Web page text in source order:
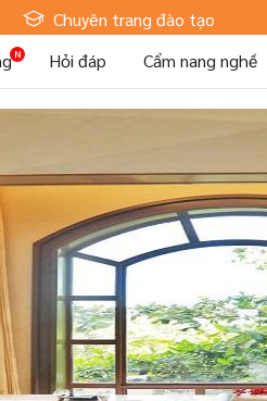
Chuyên trang đào tạo
Hỏi đáp Cẩm nang nghề